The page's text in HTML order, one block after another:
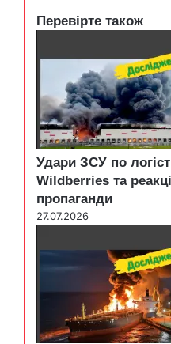
Перевірте також
Удари ЗСУ по
Wildberries та
пропаганди
27.07.2026